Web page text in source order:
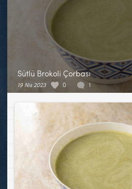
Sütlü Brokoli Çorbası
19 Nis 2023 0 1